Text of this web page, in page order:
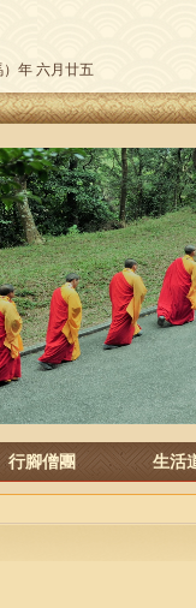
）年 六月廿五
行腳僧團 生活